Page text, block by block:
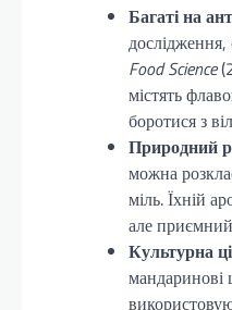
Багаті на
дослідження,
Food Science
містять
боротися з
Природний
можна
міль. Їхній
але
Культурна
мандаринові